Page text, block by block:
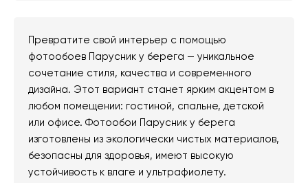
Превратите свой интерьер с помощью
фотообоев Парусник у берега — уникальное
сочетание стиля, качества и современного
дизайна. Этот вариант станет ярким акцентом в
любом помещении: гостиной, спальне, детской
или офисе. Фотообои Парусник у берега
изготовлены из экологически чистых материалов,
безопасны для здоровья, имеют высокую
устойчивость к влаге и ультрафиолету.